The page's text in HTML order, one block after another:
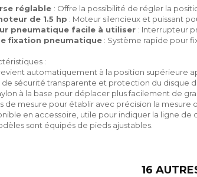
réglable : Offre la possibilité de régler la
de 1.5 hp : Moteur silencieux et puissant
pneumatique facile à utiliser : Interrupteur
fixation pneumatique : Système rapide pour
:
automatiquement à la position supérieure
de sécurité transparente et protection du disque
à la base pour déplacer plus facilement de
de mesure pour établir avec précision la mesure
en accessoire, utile pour indiquer la ligne de
sont équipés de pieds ajustables.
16